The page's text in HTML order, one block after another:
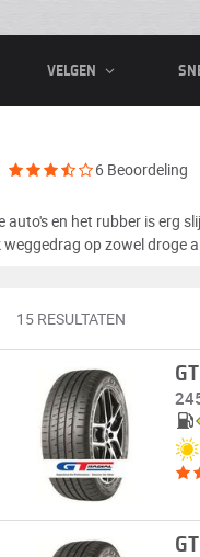
VELGEN
6 Beoordeling
en het rubber is erg
op zowel droge
15 RESULTATEN